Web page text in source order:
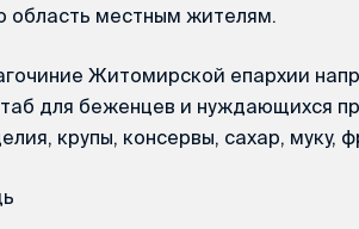
область местным жителям.
Житомирской епархии
для беженцев и нуждающихся
крупы, консервы, сахар, муку,